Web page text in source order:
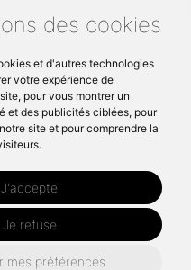
des cookies
et d'autres technologies
votre expérience de
pour vous montrer un
et des publicités ciblées, pour
site et pour comprendre la
J'accepte
Je refuse
mes préférences